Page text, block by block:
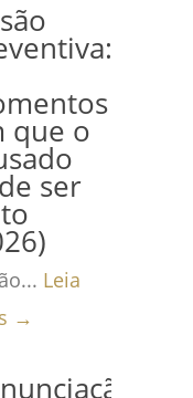
que o
ser
Leia
→